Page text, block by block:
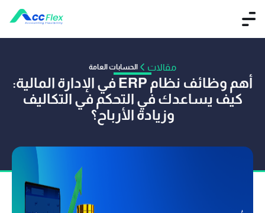
مقالات الحسابات العامة
أهم وظائف نظام ERP في الإدارة المالية:
كيف يساعدك في التحكم في التكاليف
وزيادة الأرباح؟